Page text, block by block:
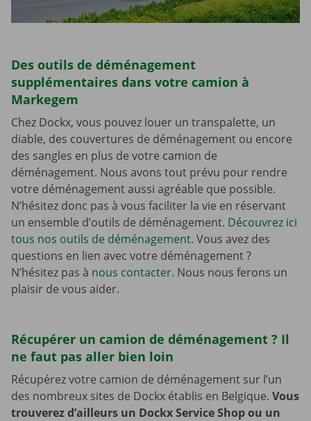
Des outils de déménagement
supplémentaires dans votre camion à
Markegem
Chez Dockx, vous pouvez louer un transpalette, un
diable, des couvertures de déménagement ou encore
des sangles en plus de votre camion de
déménagement. Nous avons tout prévu pour rendre
votre déménagement aussi agréable que possible.
N’hésitez donc pas à vous faciliter la vie en réservant
un ensemble d’outils de déménagement. Découvrez ici
tous nos outils de déménagement. Vous avez des
questions en lien avec votre déménagement ?
N’hésitez pas à nous contacter. Nous nous ferons un
plaisir de vous aider.
Récupérer un camion de déménagement ? Il
ne faut pas aller bien loin
Récupérez votre camion de déménagement sur l’un
des nombreux sites de Dockx établis en Belgique. Vous
trouverez d’ailleurs un Dockx Service Shop ou un